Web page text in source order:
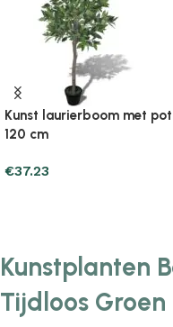
Kunst laurierboom met pot
120 cm
€37.23
Kunstplanten
Tijdloos Groen